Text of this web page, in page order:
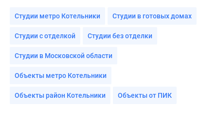
Студии метро Котельники Студии в готовых домах
Студии с отделкой Студии без отделки
Студии в Московской области
Объекты метро Котельники
Объекты район Котельники Объекты от ПИК